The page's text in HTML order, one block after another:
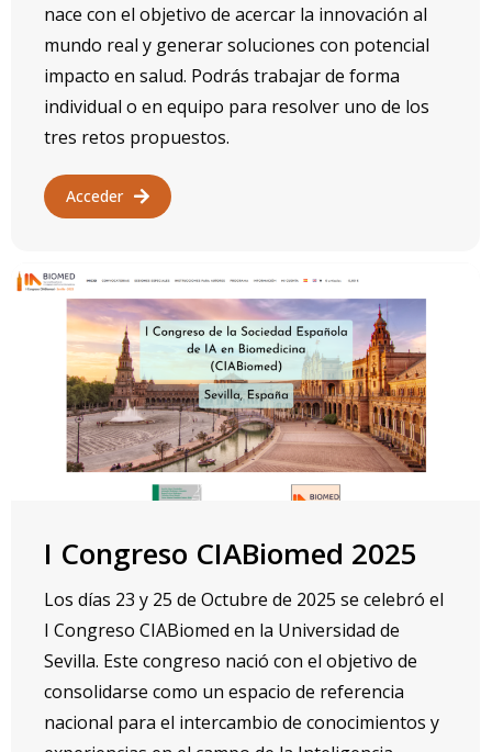
nace con el objetivo de acercar la innovación al
mundo real y generar soluciones con potencial
impacto en salud. Podrás trabajar de forma
individual o en equipo para resolver uno de los
tres retos propuestos.
Acceder
I Congreso CIABiomed 2025
Los días 23 y 25 de Octubre de 2025 se celebró el
I Congreso CIABiomed en la Universidad de
Sevilla. Este congreso nació con el objetivo de
consolidarse como un espacio de referencia
nacional para el intercambio de conocimientos y